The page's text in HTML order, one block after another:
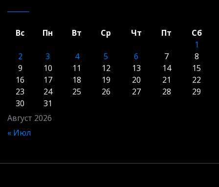
Август 2026
Вс Пн Вт Ср Чт Пт
Сб
1
2
3 4 5 6 7
8
9
10 11 12 13 14
15
16
17 18 19 20 21
22
23
24 25 26 27 28
29
30
31
« Июл